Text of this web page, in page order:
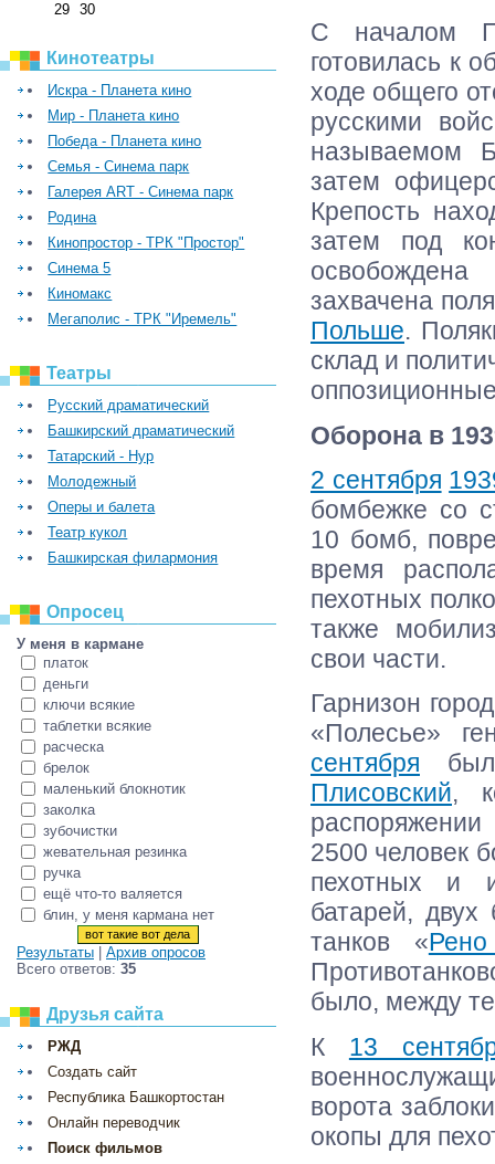
29 30
Кинотеатры
Искра - Планета кино
Мир - Планета кино
Победа - Планета кино
Семья - Синема парк
Галерея ART - Синема парк
Родина
Кинопростор - ТРК "Простор"
Синема 5
Киномакс
Мегаполис - ТРК "Иремель"
Театры
Русский драматический
Башкирский драматический
Татарский - Нур
Молодежный
Оперы и балета
Театр кукол
Башкирская филармония
Опросец
У меня в кармане
платок
деньги
ключи всякие
таблетки всякие
расческа
брелок
маленький блокнотик
заколка
зубочистки
жевательная резинка
ручка
ещё что-то валяется
блин, у меня кармана нет
Результаты
Архив опросов
Всего ответов: 35
Друзья сайта
РЖД
Создать сайт
Республика Башкортостан
Онлайн переводчик
Поиск фильмов
С началом
готовилась к
ходе общего
русскими
называемом
затем
Крепость
затем под
захвачена
Польше.
склад и
Оборона в
2 сентября
бомбежке со
10 бомб,
время
пехотных
также
свои части.
Гарнизон
«Полесье»
сентября был
Плисовский,
2500 человек
пехотных и
батарей, двух
танков «
было, между
К 13
ворота
окопы для